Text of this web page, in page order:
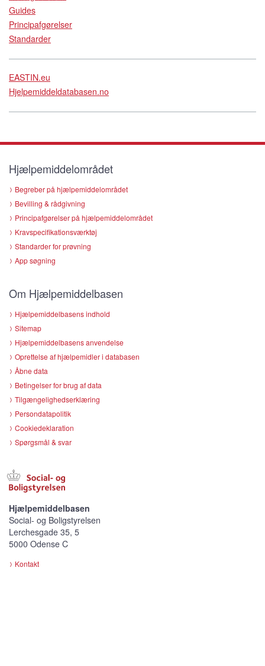
Guides
Principafgørelser
Standarder
EASTIN.eu
Hjelpemiddeldatabasen.no
Hjælpemiddelområdet
Begreber på hjælpemiddelområdet
Bevilling & rådgivning
Principafgørelser på hjælpemiddelområdet
Kravspecifikationsværktøj
Standarder for prøvning
App søgning
Om Hjælpemiddelbasen
Hjælpemiddelbasens indhold
Sitemap
Hjælpemiddelbasens anvendelse
Oprettelse af hjælpemidler i databasen
Åbne data
Betingelser for brug af data
Tilgængelighedserklæring
Persondatapolitik
Cookiedeklaration
Spørgsmål & svar
Hjælpemiddelbasen
Social- og Boligstyrelsen
Lerchesgade 35, 5
5000 Odense C
Kontakt